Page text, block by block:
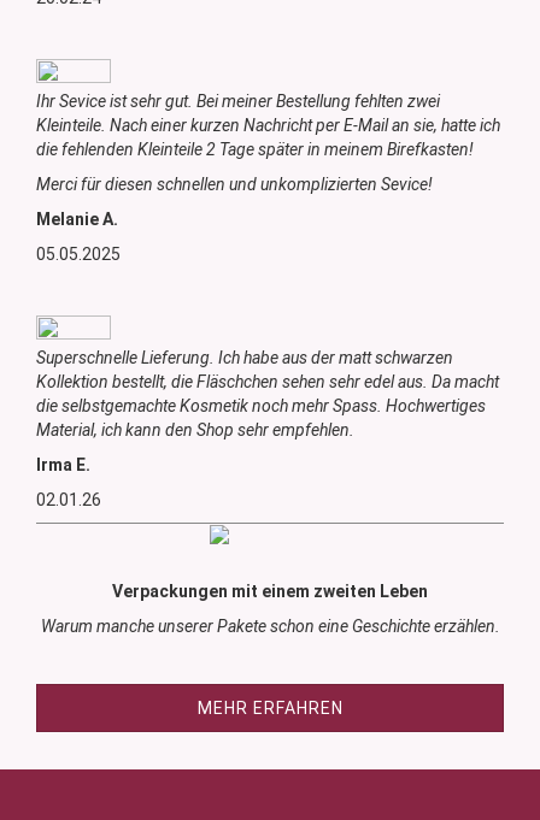
Ihr Sevice ist sehr gut. Bei meiner Bestellung fehlten zwei
Kleinteile. Nach einer kurzen Nachricht per E-Mail an sie, hatte ich
die fehlenden Kleinteile 2 Tage später in meinem Birefkasten!
Merci für diesen schnellen und unkomplizierten Sevice!
Melanie A.
05.05.2025
Superschnelle Lieferung. Ich habe aus der matt schwarzen
Kollektion bestellt, die Fläschchen sehen sehr edel aus. Da macht
die selbstgemachte Kosmetik noch mehr Spass. Hochwertiges
Material, ich kann den Shop sehr empfehlen.
Irma E.
02.01.26
Verpackungen mit einem zweiten Leben
Warum manche unserer Pakete schon eine Geschichte erzählen.
MEHR ERFAHREN